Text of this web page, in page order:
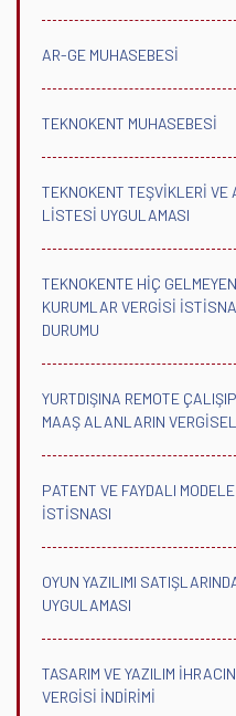
AR-GE MUHASEBESİ
TEKNOKENT MUHASEBESİ
TEKNOKENT TEŞVİKLERİ VE
LİSTESİ UYGULAMASI
TEKNOKENTE HİÇ
KURUMLAR VERGİSİ
DURUMU
YURTDIŞINA REMOTE
MAAŞ ALANLARIN
PATENT VE FAYDALI
İSTİSNASI
OYUN YAZILIMI
UYGULAMASI
TASARIM VE YAZILIM
VERGİSİ İNDİRİMİ